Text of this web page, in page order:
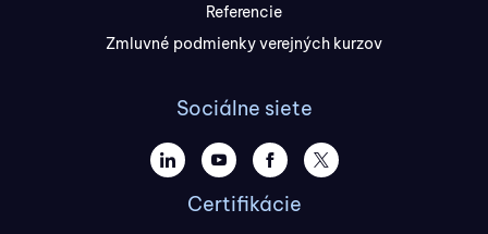
Referencie
Zmluvné podmienky verejných kurzov
Sociálne siete
Certifikácie